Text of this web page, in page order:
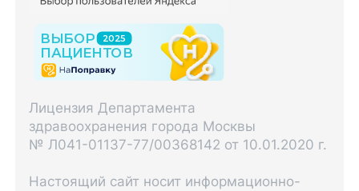
Лицензия Департамента
здравоохранения города Москвы
№ Л041-01137-77/00368142 от 10.01.2020 г.
Настоящий сайт носит информационно-